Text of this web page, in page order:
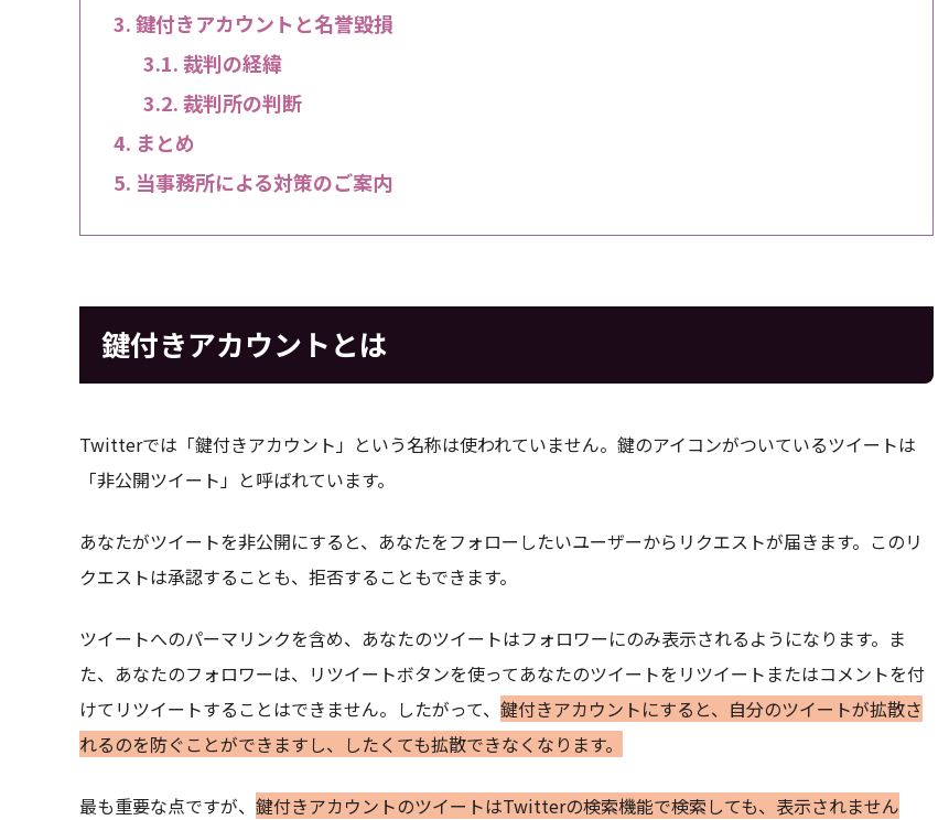
鍵付きアカウントと名誉毀損
裁判の経緯
裁判所の判断
まとめ
当事務所による対策のご案内
鍵付きアカウントとは
Twitterでは「鍵付きアカウント」という名称は使われていません。鍵のアイコンがついているツイートは
「非公開ツイート」と呼ばれています。
あなたがツイートを非公開にすると、あなたをフォローしたいユーザーからリクエストが届きます。このリ
クエストは承認することも、拒否することもできます。
ツイートへのパーマリンクを含め、あなたのツイートはフォロワーにのみ表示されるようになります。ま
た、あなたのフォロワーは、リツイートボタンを使ってあなたのツイートをリツイートまたはコメントを付
けてリツイートすることはできません。したがって、 鍵付きアカウントにすると、自分のツイートが拡散さ
れるのを防ぐことができますし、したくても拡散できなくなります。
最も重要な点ですが、 鍵付きアカウントのツイートはTwitterの検索機能で検索しても、表示されません